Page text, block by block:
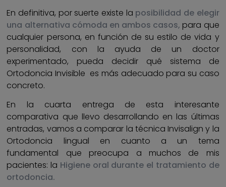
En definitiva, por suerte existe la posibilidad de elegir
una alternativa cómoda en ambos casos, para que
cualquier persona, en función de su estilo de vida y
personalidad, con la ayuda de un doctor
experimentado, pueda decidir qué sistema de
Ortodoncia Invisible es más adecuado para su caso
concreto.
En la cuarta entrega de esta interesante
comparativa que llevo desarrollando en las últimas
entradas, vamos a comparar la técnica Invisalign y la
Ortodoncia lingual en cuanto a un tema
fundamental que preocupa a muchos de mis
pacientes: la Higiene oral durante el tratamiento de
ortodoncia.